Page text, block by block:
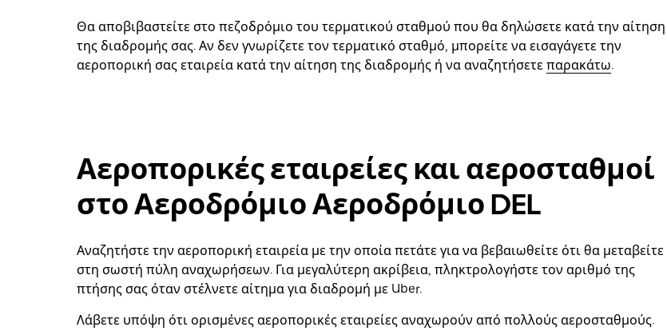
Θα αποβιβαστείτε στο πεζοδρόμιο του τερματικού σταθμού που θα δηλώσετε κατά την αίτηση
της διαδρομής σας. Αν δεν γνωρίζετε τον τερματικό σταθμό, μπορείτε να εισαγάγετε την
αεροπορική σας εταιρεία κατά την αίτηση της διαδρομής ή να αναζητήσετε παρακάτω.
Αεροπορικές εταιρείες και αεροσταθμοί
στο Αεροδρόμιο Αεροδρόμιο DEL
Αναζητήστε την αεροπορική εταιρεία με την οποία πετάτε για να βεβαιωθείτε ότι θα μεταβείτε
στη σωστή πύλη αναχωρήσεων. Για μεγαλύτερη ακρίβεια, πληκτρολογήστε τον αριθμό της
πτήσης σας όταν στέλνετε αίτημα για διαδρομή με Uber.
Λάβετε υπόψη ότι ορισμένες αεροπορικές εταιρείες αναχωρούν από πολλούς αεροσταθμούς.